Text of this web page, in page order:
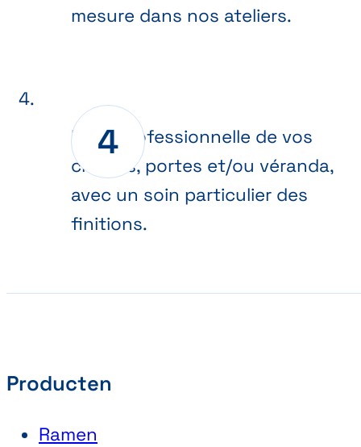
mesure dans nos ateliers.
Pose professionnelle de vos
châssis, portes et/ou véranda,
avec un soin particulier des
finitions.
Producten
Ramen